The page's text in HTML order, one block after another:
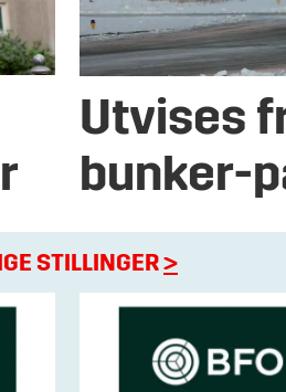
Utvises
bunker-
STILLINGER>